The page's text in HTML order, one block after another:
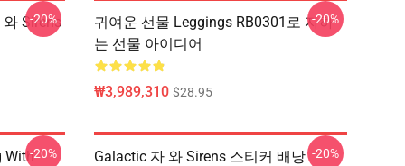
Sirens
-20%
귀여운 선물 Leggings RB0301로 자하
는 선물 아이디어
₩3,989,310 $28.95
-20%
With-20%
Galactic 자 와 Sirens 스티커 배낭 -20%